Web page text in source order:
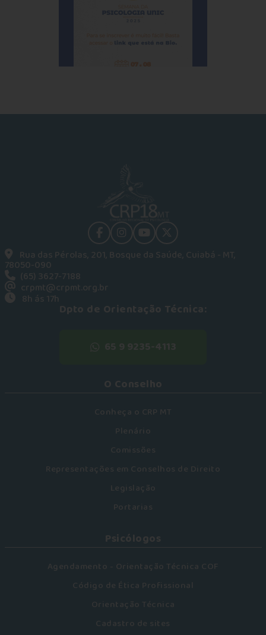
facebookinstagram
youtubeTwitter
Rua das Pérolas, 201, Bosque da Saúde, Cuiabá - MT,
78050-090
(65) 3627-7188
crpmt@crpmt.org.br
8h ás 17h
Dpto de Orientação Técnica:
O Conselho
Conheça o CRP MT
Plenário
Comissões
Representações em Conselhos de Direito
Legislação
Portarias
Psicólogos
Agendamento - Orientação Técnica COF
Código de Ética Profissional
Orientação Técnica
Cadastro de sites